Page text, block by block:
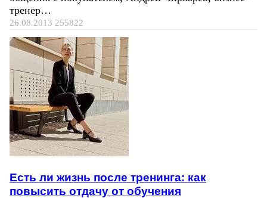
тренер…
26.08.2013 255822
Есть ли жизнь после тренинга: как
повысить отдачу от обучения